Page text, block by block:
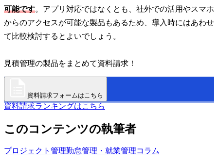
可能です。アプリ対応ではなくとも、社外での活用やスマホ
からのアクセスが可能な製品もあるため、導入時にはあわせ
て比較検討するとよいでしょう。
見積管理の製品をまとめて資料請求！
資料請求フォームはこちら
資料請求ランキングはこちら
このコンテンツの執筆者
プロジェクト管理勤怠管理・就業管理コラム